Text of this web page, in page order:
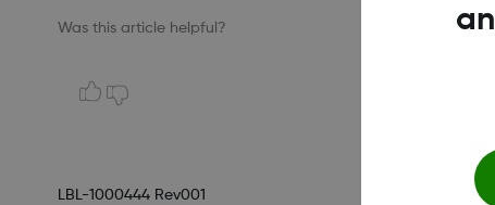
Was this article helpful?
LBL-1000444 Rev001